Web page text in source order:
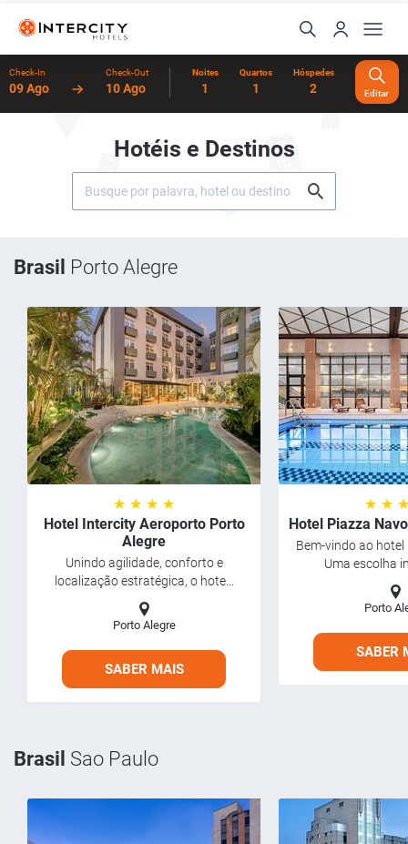
Check-In
09 Ago
Check-Out
10 Ago
Noites
1
Quartos
1
Hóspedes
2 Editar
Hotéis e Destinos
Brasil Porto Alegre
★ ★ ★ ★
Hotel Intercity Aeroporto Porto
Alegre
Unindo agilidade, conforto e
localização estratégica, o hote...
Porto Alegre
SABER MAIS
★ ★
Hotel Piazza
Bem-vindo ao
Uma escolha
Porto
SABER
Brasil Sao Paulo